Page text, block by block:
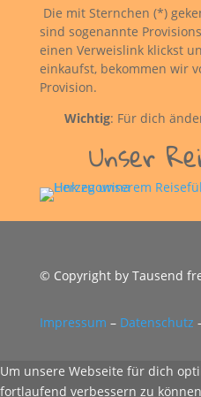
Die mit Sternchen (*)
sind sogenannte
einen Verweislink klickst
einkaufst, bekommen wir
Provision.
Wichtig: Für dich
Unser
© Copyright by Tausend
Impressum – Datenschutz
Um unsere Webseite für dich
fortlaufend verbessern zu